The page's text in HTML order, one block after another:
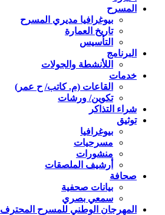
المسرح
بيوغرافيا مديري المسرح
تاريخ العمارة
التأسيس
البرنامج
اللأنشطة والجولات
خدمات
القاعات (م. كاتب/ ح عمر)
تكوين/ ورشات
شراء التذاكر
توثيق
بيوغرافيا
مسرحيات
منشورات
أرشيف الملصقات
صحافة
بيانات صحفية
سمعي بصري
المهرجان الوطني للمسرح المحترف